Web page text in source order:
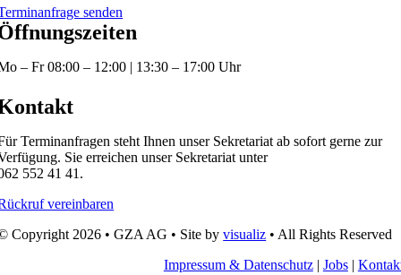
senden
– Fr 08:00 – 12:00 | 13:30 – 17:00 Uhr
Terminanfragen steht Ihnen unser Sekretariat ab sofort gerne zur
Sie erreichen unser Sekretariat unter
552 41 41.
vereinbaren
Copyright 2026 • GZA AG • Site byvisualiz • All Rights Reserved
Impressum & Datenschutz| Jobs|